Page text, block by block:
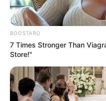
Et sans oublier le
Arrivée du Quinté du
PRIX DU PALAIS
1ere 9 RIKA DE LA VIS
2e 11 LA TEMPLIERE
3e 8 CHEEK TO CHEEK
BOOSTARO
7 Times Stronger Than
Store!"